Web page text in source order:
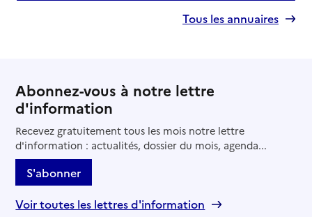
Tous les annuaires
Abonnez-vous à notre lettre
d'information
Recevez gratuitement tous les mois notre lettre
d'information : actualités, dossier du mois, agenda...
S'abonner
Voir toutes les lettres d'information